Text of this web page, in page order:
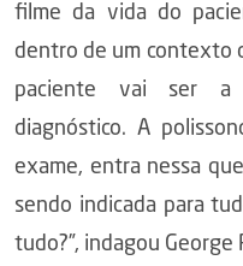
filme da vida do
dentro de um contexto
paciente vai ser a
diagnóstico. A
exame, entra nessa
sendo indicada para
tudo?”, indagou George